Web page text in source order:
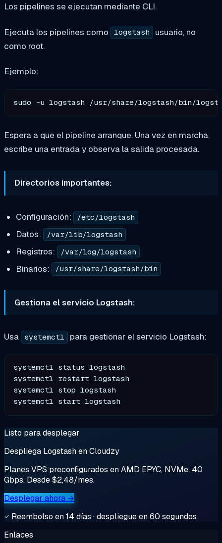
Los pipelines se ejecutan mediante CLI.
Ejecuta los pipelines como logstash
usuario, no
como root.
Ejemplo:
Espera a que el pipeline arranque. Una vez en marcha,
escribe una entrada y observa la salida procesada.
Directorios importantes:
Configuración: /etc/logstash
Datos: /var/lib/logstash
Registros: /var/log/logstash
Binarios: /usr/share/logstash/bin
Gestiona el servicio Logstash:
Usa systemctl para gestionar el servicio Logstash:
systemctl status logstash
systemctl restart logstash
systemctl stop logstash
Listo para desplegar
Despliega Logstash en Cloudzy
Planes VPS preconfigurados en AMD EPYC, NVMe, 40
Gbps. Desde $2,48/mes.
Desplegar ahora →
Reembolso en 14 días · despliegue en 60 segundos
Enlaces